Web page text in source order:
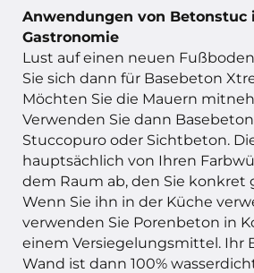
Anwendungen von Betonstuc
Gastronomie
Lust auf einen neuen
Sie sich dann für Basebeton
Möchten Sie die Mauern
Verwenden Sie dann
Stuccopuro oder Sichtbeton.
hauptsächlich von Ihren
dem Raum ab, den Sie konkret
Wenn Sie ihn in der Küche
verwenden Sie Porenbeton in
einem Versiegelungsmittel. Ihr
Wand ist dann 100%